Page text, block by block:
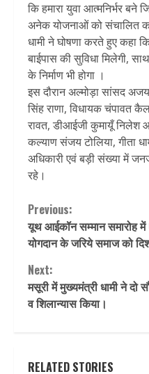
कि हमारा युवा आत्मनिर्भर
अनेक योजनाओं को संचालित
धामी ने घोषणा करते हुए कहा
बाईपास की सुविधा मिलेगी,
के निर्माण भी होगा ।
इस दौरान अल्मोड़ा सांसद
सिंह राणा, विधायक चंपावत
रावत, डीआईजी कुमायूँ
कल्याण संजय टोलिया, गीता
अधिकारी एवं बड़ी संख्या में
रहे।
Continue
Reading
Previous:
यूथ आईकॉन सम्मान समारोह में
योगदान के जरिये समाज को
Next:
मसूरी में मुख्यमंत्री धामी ने दो
व शिलान्यास किया।
RELATED STORIES